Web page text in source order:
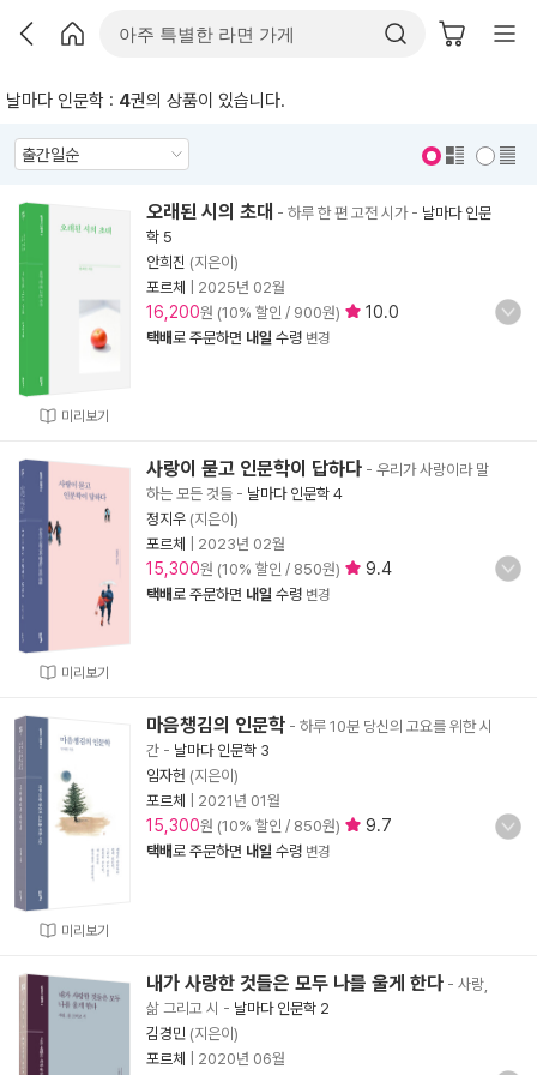
날마다 인문학 : 4권의 상품이 있습니다.
미리보기
오래된 시의 초대 - 하루 한 편 고전 시가- 날마다 인문
학 5
안희진 (지은이)
포르체
2025년 02월
16,200원 (10% 할인 / 900원) 10.0
택배로 주문하면 내일 수령 변경
미리보기
사랑이 묻고 인문학이 답하다 - 우리가 사랑이라 말
하는 모든 것들 - 날마다 인문학 4
정지우 (지은이)
포르체
2023년 02월
15,300원 (10% 할인 / 850원) 9.4
택배로 주문하면 내일 수령 변경
미리보기
마음챙김의 인문학 - 하루 10분 당신의 고요를 위한 시
간 - 날마다 인문학 3
임자헌 (지은이)
포르체
2021년 01월
15,300원 (10% 할인 / 850원) 9.7
택배로 주문하면 내일 수령 변경
내가 사랑한 것들은 모두 나를 울게 한다 - 사랑,
삶 그리고 시 - 날마다 인문학 2
김경민 (지은이)
포르체
2020년 06월